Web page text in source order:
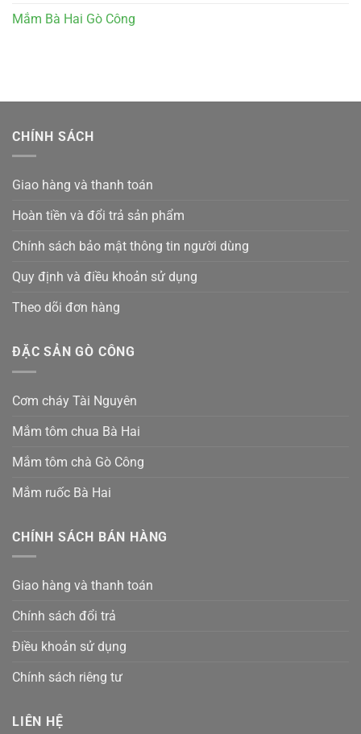
Mắm Bà Hai Gò Công
CHÍNH SÁCH
Giao hàng và thanh toán
Hoàn tiền và đổi trả sản phẩm
Chính sách bảo mật thông tin người dùng
Quy định và điều khoản sử dụng
Theo dõi đơn hàng
ĐẶC SẢN GÒ CÔNG
Cơm cháy Tài Nguyên
Mắm tôm chua Bà Hai
Mắm tôm chà Gò Công
Mắm ruốc Bà Hai
CHÍNH SÁCH BÁN HÀNG
Giao hàng và thanh toán
Chính sách đổi trả
Điều khoản sử dụng
Chính sách riêng tư
LIÊN HỆ